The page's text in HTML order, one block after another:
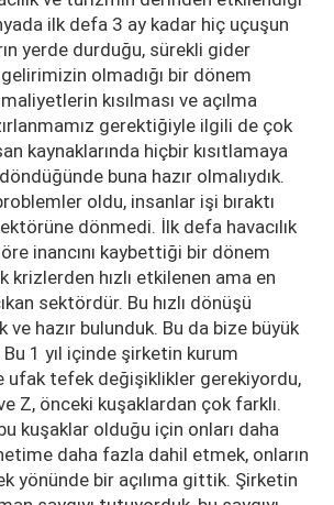
ilk defa 3 ay kadar hiç uçuşun
yerde durduğu, sürekli gider
olmadığı bir dönem
kısılması ve açılma
gerektiğiyle ilgili de çok
kaynaklarında hiçbir kısıtlamaya
buna hazır olmalıydık.
oldu, insanlar işi bıraktı
dönmedi. İlk defa havacılık
inancını kaybettiği bir dönem
krizlerden hızlı etkilenen ama en
sektördür. Bu hızlı dönüşü
hazır bulunduk. Bu da bize büyük
1 yıl içinde şirketin kurum
ufak tefek değişiklikler gerekiyordu,
Z, önceki kuşaklardan çok farklı.
kuşaklar olduğu için onları daha
daha fazla dahil etmek, onların
yönünde bir açılıma gittik. Şirketin